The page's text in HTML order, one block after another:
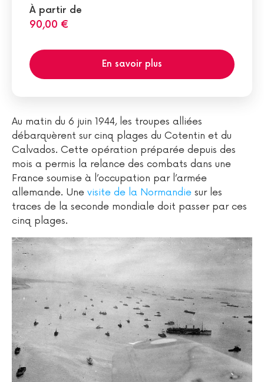
À partir de
90,00 €
En savoir plus
Au matin du 6 juin 1944, les troupes alliées
débarquèrent sur cinq plages du Cotentin et du
Calvados. Cette opération préparée depuis des
mois a permis la relance des combats dans une
France soumise à l’occupation par l’armée
allemande. Une visite de la Normandie sur les
traces de la seconde mondiale doit passer par ces
cinq plages.